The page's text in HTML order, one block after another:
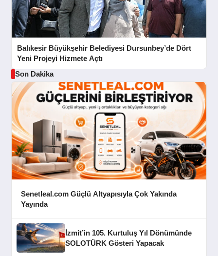
Balıkesir Büyükşehir Belediyesi Dursunbey’de Dört
Yeni Projeyi Hizmete Açtı
Son Dakika
Senetleal.com Güçlü Altyapısıyla Çok Yakında
Yayında
İzmit’in 105. Kurtuluş Yıl Dönümünde
SOLOTÜRK Gösteri Yapacak